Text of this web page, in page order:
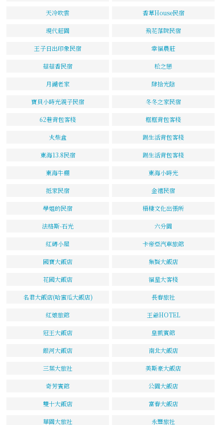
天冷吹雲 香草House民宿
現代莊園 飛花落院民宿
王子日出印象民宿 幸福農莊
菇菇香民宿 松之戀
月湖老家 肆拾光陰
寶貝小時光親子民宿 冬冬之家民宿
62巷背包客棧 框框背包客棧
火柴盒 踢生活背包客棧
東海13.8民宿 踢生活背包客棧
東海牛棚 東海小時光
抵家民宿 金禧民宿
學姐的民宿 梧棲文化出張所
法格斯-石光 六分園
紅磚小屋 卡帝亞汽車旅館
國寶大飯店 集賢大飯店
花國大飯店 福星大客棧
名君大飯店(哈蜜瓜大飯店) 長春旅社
紅娘旅館 王爺HOTEL
冠王大飯店 皇凱賓館
銀河大飯店 南北大飯店
三葉大旅社 美斯豪大飯店
奇芳賓館 公園大飯店
雙十大飯店 富春大飯店
華園大旅社 永豐旅社